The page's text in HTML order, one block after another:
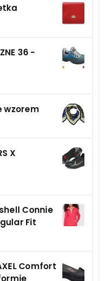
36 -
wzorem
X
Connie
Fit
Comfort